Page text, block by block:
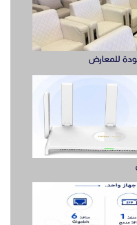
للمعارض